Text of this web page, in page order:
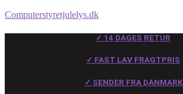
Computerstyretjulelys.dk
✓ 14 DAGES RETUR
✓ FAST LAV FRAGTPRIS
✓ SENDER FRA DANMARK